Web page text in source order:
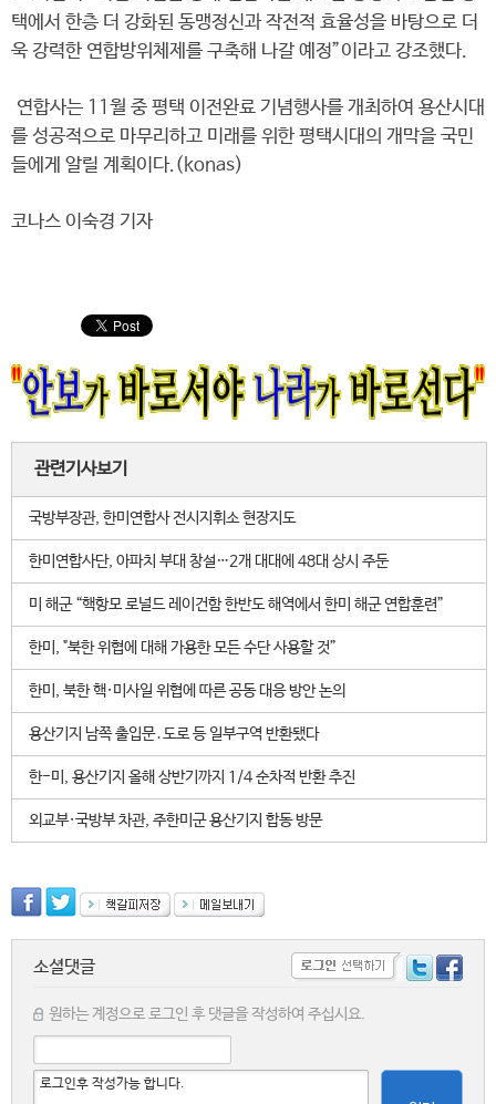
택에서 한층 더 강화된 동맹정신과 작전적 효율성을 바탕으로 더
욱 강력한 연합방위체제를 구축해 나갈 예정”이라고 강조했다.
연합사는 11월 중 평택 이전완료 기념행사를 개최하여 용산시대
를 성공적으로 마무리하고 미래를 위한 평택시대의 개막을 국민
들에게 알릴 계획이다.(konas)
코나스 이숙경 기자
관련기사보기
국방부장관, 한미연합사 전시지휘소 현장지도
한미연합사단, 아파치 부대 창설…2개 대대에 48대 상시 주둔
미 해군 “핵항모 로널드 레이건함 한반도 해역에서 한미 해군 연합훈련”
한미, "북한 위협에 대해 가용한 모든 수단 사용할 것”
한미, 북한 핵·미사일 위협에 따른 공동 대응 방안 논의
용산기지 남쪽 출입문․도로 등 일부구역 반환됐다
한-미, 용산기지 올해 상반기까지 1/4 순차적 반환 추진
외교부·국방부 차관, 주한미군 용산기지 합동 방문
소셜댓글
원하는 계정으로 로그인 후 댓글을 작성하여 주십시요.